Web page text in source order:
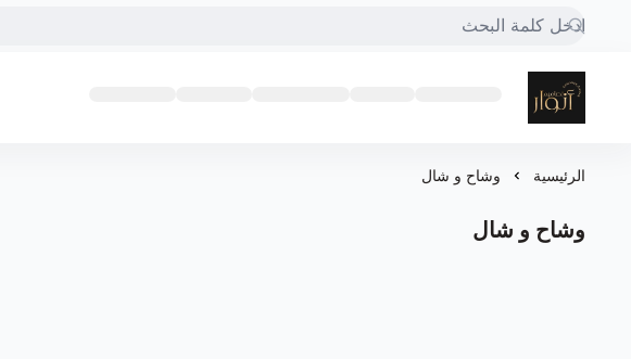
Designer_anwar
الرئيسية وشاح و شال
وشاح و شال